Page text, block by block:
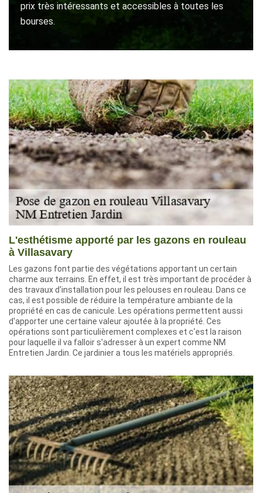
prix très intéressants et accessibles à toutes les
bourses.
L'esthétisme apporté par les gazons en rouleau
à Villasavary
Les gazons font partie des végétations apportant un certain
charme aux terrains. En effet, il est très important de procéder à
des travaux d'installation pour les pelouses en rouleau. Dans ce
cas, il est possible de réduire la température ambiante de la
propriété en cas de canicule. Les opérations permettent aussi
d'apporter une certaine valeur ajoutée à la propriété. Ces
opérations sont particulièrement complexes et c'est la raison
pour laquelle il va falloir s'adresser à un expert comme NM
Entretien Jardin. Ce jardinier a tous les matériels appropriés.